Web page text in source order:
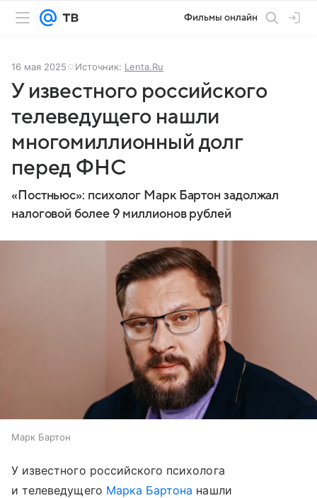
Фильмы онлайн
16 мая 2025 Источник: Lenta.Ru
У известного российского
телеведущего нашли
многомиллионный долг
перед ФНС
«Постньюс»: психолог Марк Бартон задолжал
налоговой более 9 миллионов рублей
Марк Бартон
У известного российского психолога
и телеведущего Марка Бартона нашли